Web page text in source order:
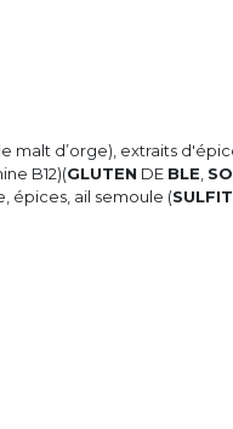
malt d’orge), extraits
B12)(GLUTEN DE BLE
épices, ail semoule (